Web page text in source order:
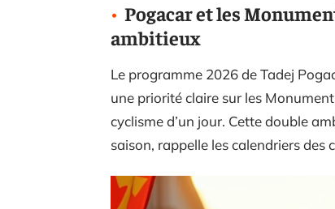
Pogacar et les
ambitieux
Le programme 2026 de Tadej
une priorité claire sur les
cyclisme d’un jour. Cette double
saison, rappelle les calendriers des